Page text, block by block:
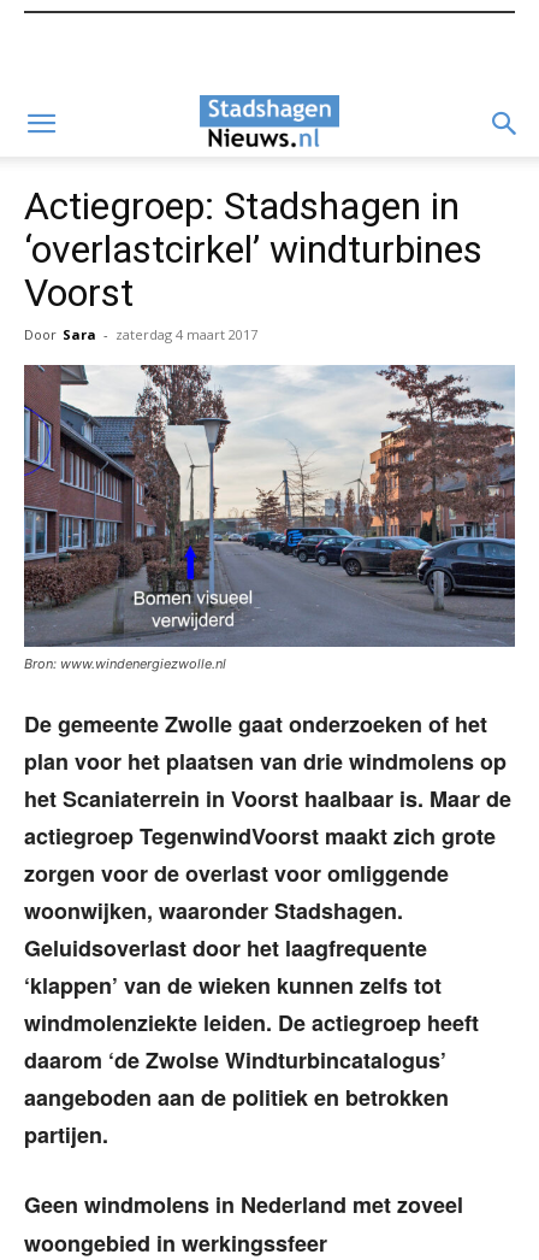
Actiegroep: Stadshagen in
‘overlastcirkel’ windturbines
Voorst
Door Sara - zaterdag 4 maart 2017
Bron: www.windenergiezwolle.nl
De gemeente Zwolle gaat onderzoeken of het
plan voor het plaatsen van drie windmolens op
het Scaniaterrein in Voorst haalbaar is. Maar de
actiegroep TegenwindVoorst maakt zich grote
zorgen voor de overlast voor omliggende
woonwijken, waaronder Stadshagen.
Geluidsoverlast door het laagfrequente
‘klappen’ van de wieken kunnen zelfs tot
windmolenziekte leiden. De actiegroep heeft
daarom ‘de Zwolse Windturbincatalogus’
aangeboden aan de politiek en betrokken
partijen.
Geen windmolens in Nederland met zoveel
woongebied in werkingssfeer